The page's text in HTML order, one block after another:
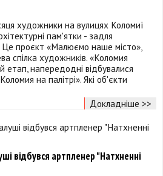
художники на вулицях Коломиї
пам'ятки - задля
Це проєкт «Малюємо наше місто»,
спілка художників. «Коломия
етап, напередодні відбувалися
на палітрі». Які об'єкти
Докладніше >>
відбувся артпленер "Натхненні